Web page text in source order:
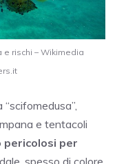
e rischi – Wikimedia
e tentacoli
pericolosi per
spesso di colore